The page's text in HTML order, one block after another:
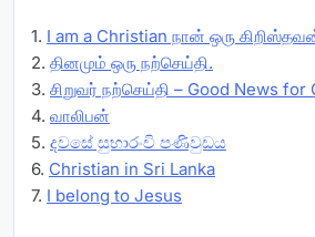
1. I am a Christian நான் ஒரு
2. தினமும் ஒரு நற்செய்தி.
3. சிறுவர் நற்செய்தி – Good News for
4. வாலிபன்
5. දවසේ සුභාරංචි පණිවුඩය
6. Christian in Sri Lanka
7. I belong to Jesus